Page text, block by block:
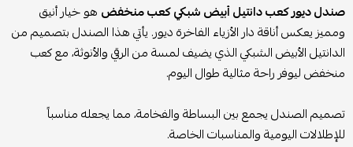
صندل ديور كعب دانتيل أبيض شبكي كعب منخفض هو خيار أنيق
ومميز يعكس أناقة دار الأزياء الفاخرة ديور. يأتي هذا الصندل بتصميم من
الدانتيل الأبيض الشبكي الذي يضيف لمسة من الرقي والأنوثة، مع كعب
منخفض ليوفر راحة مثالية طوال اليوم.
تصميم الصندل يجمع بين البساطة والفخامة، مما يجعله مناسباً
للإطلالات اليومية والمناسبات الخاصة.